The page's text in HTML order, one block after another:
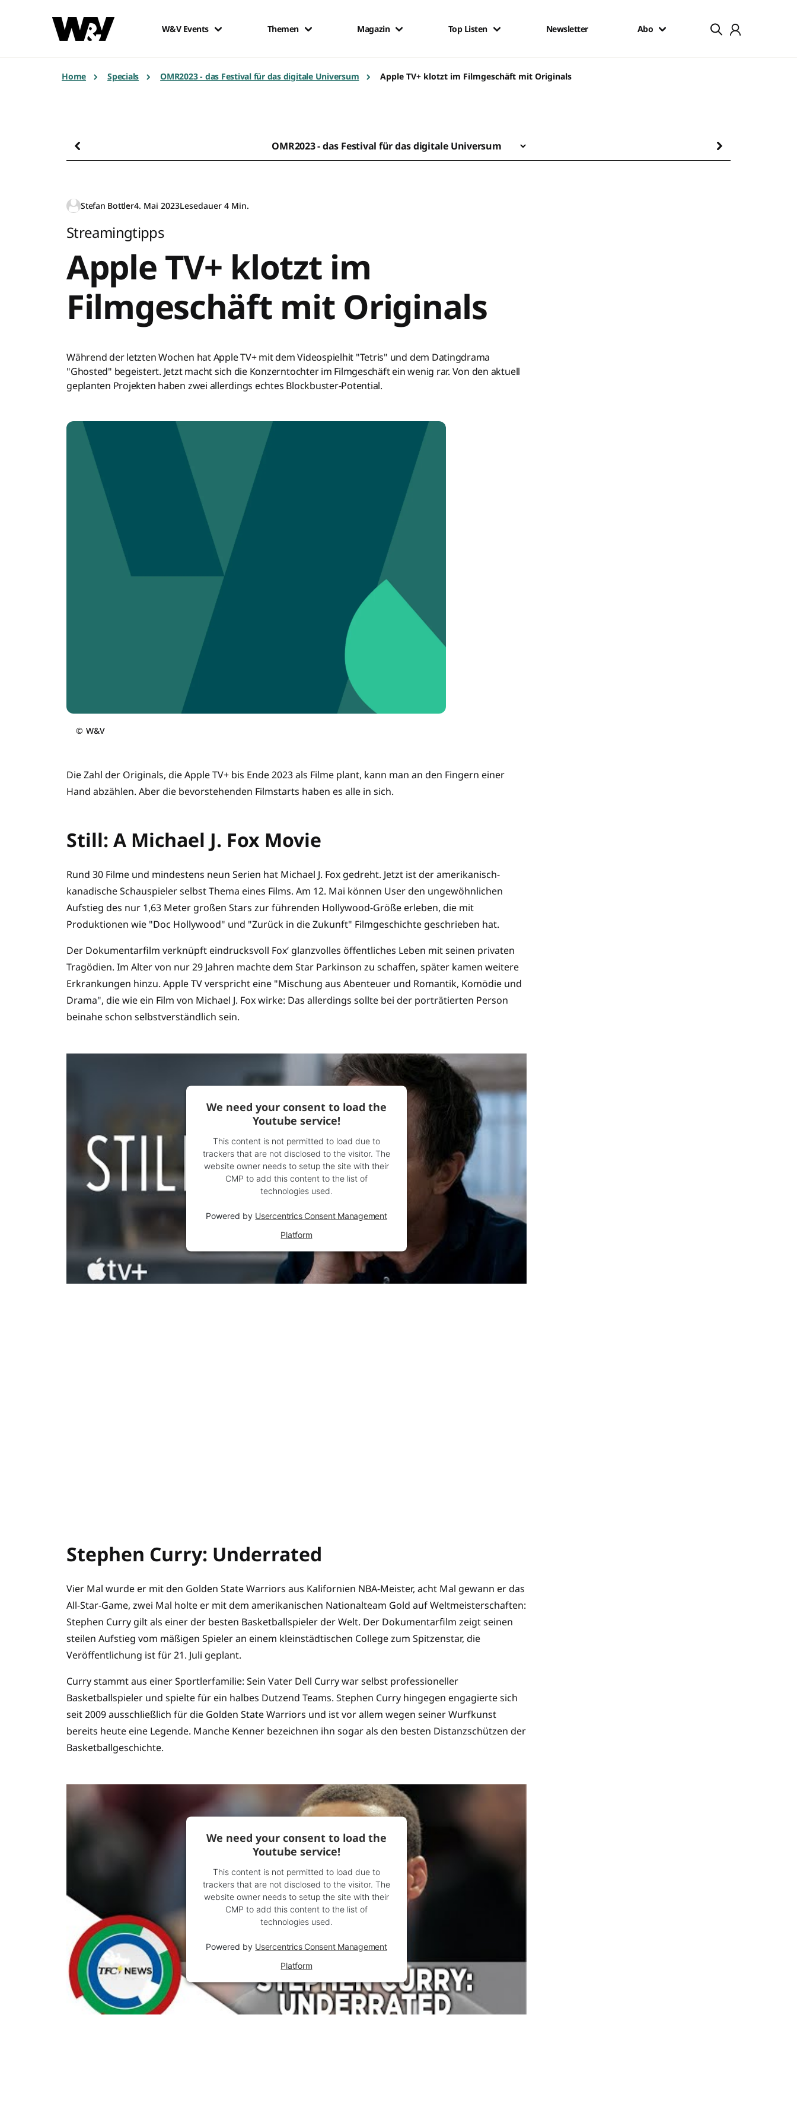
W&V Events Themen Magazin Top Listen Newsletter Abo
Home Specials OMR2023 - das Festival für das digitale Universum Apple TV+ klotzt im Filmgeschäft mit Originals
OMR2023 - das Festival für das digitale Universum
Stefan Bottler4. Mai 2023Lesedauer 4 Min.
Streamingtipps
Apple TV+ klotzt im
Filmgeschäft mit Originals
Während der letzten Wochen hat Apple TV+ mit dem Videospielhit "Tetris" und dem Datingdrama
"Ghosted" begeistert. Jetzt macht sich die Konzerntochter im Filmgeschäft ein wenig rar. Von den aktuell
geplanten Projekten haben zwei allerdings echtes Blockbuster-Potential.
© W&V
Die Zahl der Originals, die Apple TV+ bis Ende 2023 als Filme plant, kann man an den Fingern einer
Hand abzählen. Aber die bevorstehenden Filmstarts haben es alle in sich.
Still: A Michael J. Fox Movie
Rund 30 Filme und mindestens neun Serien hat Michael J. Fox gedreht. Jetzt ist der amerikanisch-
kanadische Schauspieler selbst Thema eines Films. Am 12. Mai können User den ungewöhnlichen
Aufstieg des nur 1,63 Meter großen Stars zur führenden Hollywood-Größe erleben, die mit
Produktionen wie "Doc Hollywood" und "Zurück in die Zukunft" Filmgeschichte geschrieben hat.
Der Dokumentarfilm verknüpft eindrucksvoll Fox‘ glanzvolles öffentliches Leben mit seinen privaten
Tragödien. Im Alter von nur 29 Jahren machte dem Star Parkinson zu schaffen, später kamen weitere
Erkrankungen hinzu. Apple TV verspricht eine "Mischung aus Abenteuer und Romantik, Komödie und
Drama", die wie ein Film von Michael J. Fox wirke: Das allerdings sollte bei der porträtierten Person
beinahe schon selbstverständlich sein.
We need your consent to load the
Youtube service!
This content is not permitted to load due to
trackers that are not disclosed to the visitor. The
website owner needs to setup the site with their
CMP to add this content to the list of
technologies used.
Powered by Usercentrics Consent Management
Platform
Stephen Curry: Underrated
Vier Mal wurde er mit den Golden State Warriors aus Kalifornien NBA-Meister, acht Mal gewann er das
All-Star-Game, zwei Mal holte er mit dem amerikanischen Nationalteam Gold auf Weltmeisterschaften:
Stephen Curry gilt als einer der besten Basketballspieler der Welt. Der Dokumentarfilm zeigt seinen
steilen Aufstieg vom mäßigen Spieler an einem kleinstädtischen College zum Spitzenstar, die
Veröffentlichung ist für 21. Juli geplant.
Curry stammt aus einer Sportlerfamilie: Sein Vater Dell Curry war selbst professioneller
Basketballspieler und spielte für ein halbes Dutzend Teams. Stephen Curry hingegen engagierte sich
seit 2009 ausschließlich für die Golden State Warriors und ist vor allem wegen seiner Wurfkunst
bereits heute eine Legende. Manche Kenner bezeichnen ihn sogar als den besten Distanzschützen der
Basketballgeschichte.
We need your consent to load the
Youtube service!
This content is not permitted to load due to
trackers that are not disclosed to the visitor. The
website owner needs to setup the site with their
CMP to add this content to the list of
technologies used.
Powered by Usercentrics Consent Management
Platform